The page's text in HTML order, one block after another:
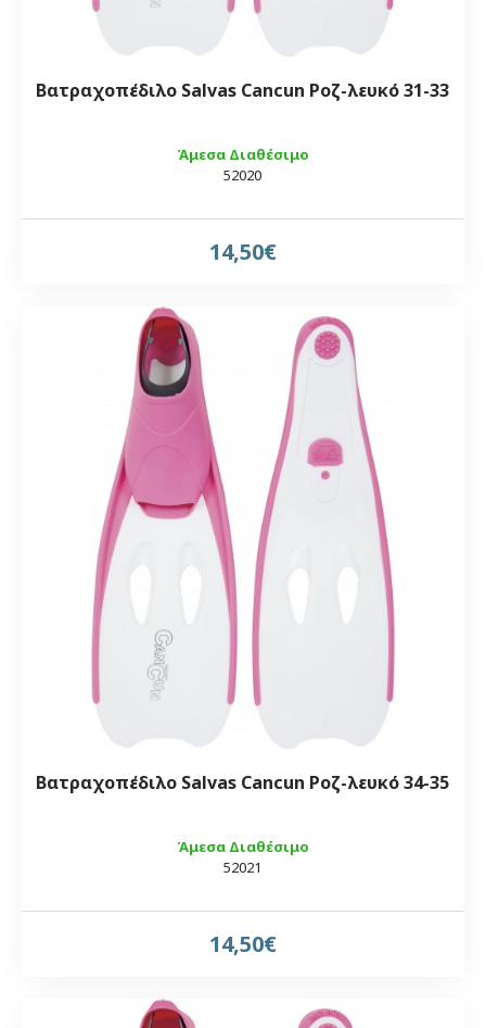
Άμεσα Διαθέσιμο
52020
Βατραχοπέδιλο Salvas Cancun Ροζ-λευκό 31-33
14,50€
Άμεσα Διαθέσιμο
52021
Βατραχοπέδιλο Salvas Cancun Ροζ-λευκό 34-35
14,50€